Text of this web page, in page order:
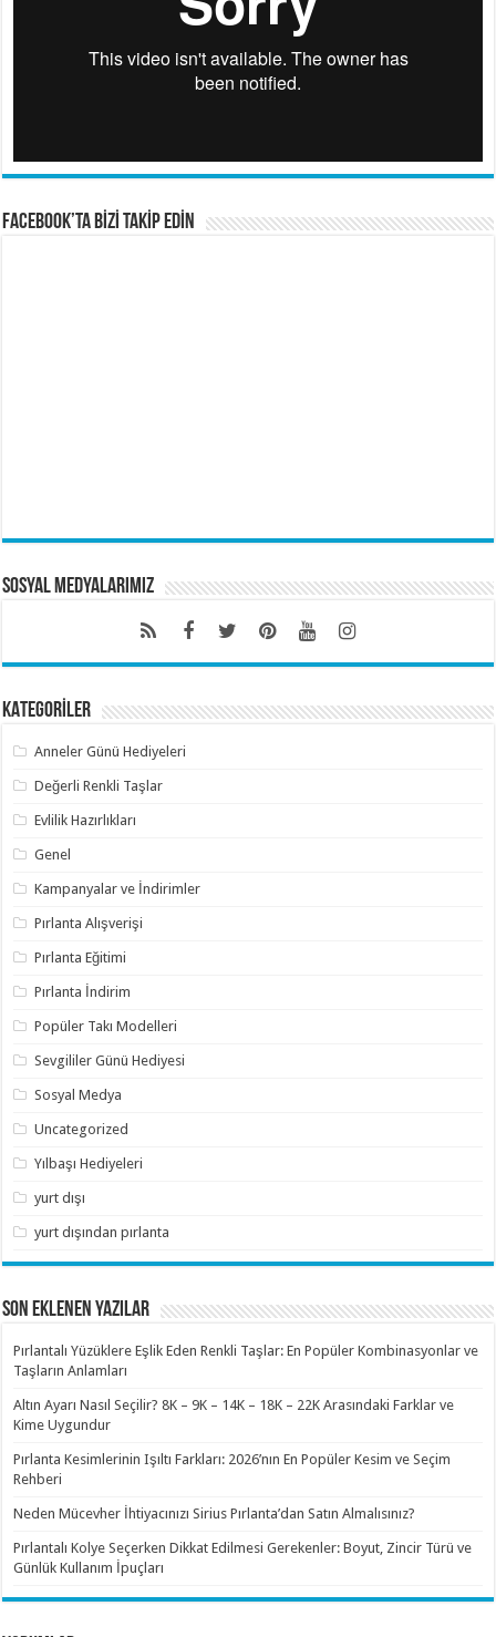
FACEBOOK’TA BİZİ TAKİP EDİN
Sosyal Medyalarımız
KATEGORİLER
Anneler Günü Hediyeleri
Değerli Renkli Taşlar
Evlilik Hazırlıkları
Genel
Kampanyalar ve İndirimler
Pırlanta Alışverişi
Pırlanta Eğitimi
Pırlanta İndirim
Popüler Takı Modelleri
Sevgililer Günü Hediyesi
Sosyal Medya
Uncategorized
Yılbaşı Hediyeleri
yurt dışı
yurt dışından pırlanta
SON EKLENEN YAZILAR
Pırlantalı Yüzüklere Eşlik Eden Renkli Taşlar: En Popüler Kombinasyonlar ve
Taşların Anlamları
Altın Ayarı Nasıl Seçilir? 8K – 9K – 14K – 18K – 22K Arasındaki Farklar ve
Kime Uygundur
Pırlanta Kesimlerinin Işıltı Farkları: 2026’nın En Popüler Kesim ve Seçim
Rehberi
Neden Mücevher İhtiyacınızı Sirius Pırlanta’dan Satın Almalısınız?
Pırlantalı Kolye Seçerken Dikkat Edilmesi Gerekenler: Boyut, Zincir Türü ve
Günlük Kullanım İpuçları